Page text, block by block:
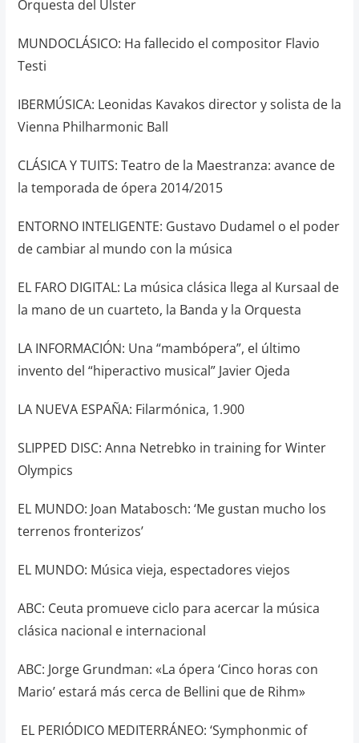
Orquesta del Ulster
MUNDOCLÁSICO: Ha fallecido el compositor Flavio
Testi
IBERMÚSICA: Leonidas Kavakos director y solista de la
Vienna Philharmonic Ball
CLÁSICA Y TUITS: Teatro de la Maestranza: avance de
la temporada de ópera 2014/2015
ENTORNO INTELIGENTE: Gustavo Dudamel o el poder
de cambiar al mundo con la música
EL FARO DIGITAL: La música clásica llega al Kursaal de
la mano de un cuarteto, la Banda y la Orquesta
LA INFORMACIÓN: Una “mambópera”, el último
invento del “hiperactivo musical” Javier Ojeda
LA NUEVA ESPAÑA: Filarmónica, 1.900
SLIPPED DISC: Anna Netrebko in training for Winter
Olympics
EL MUNDO: Joan Matabosch: ‘Me gustan mucho los
terrenos fronterizos’
EL MUNDO: Música vieja, espectadores viejos
ABC: Ceuta promueve ciclo para acercar la música
clásica nacional e internacional
ABC: Jorge Grundman: «La ópera ‘Cinco horas con
Mario’ estará más cerca de Bellini que de Rihm»
EL PERIÓDICO MEDITERRÁNEO: ‘Symphonmic of